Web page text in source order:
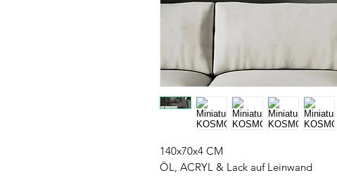
140x70x4 CM
ÖL, ACRYL & Lack auf Leinwand